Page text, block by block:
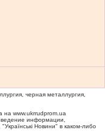
черная металлургия,
на www.ukrrudprom.ua
информации,
Новини" в каком-либо